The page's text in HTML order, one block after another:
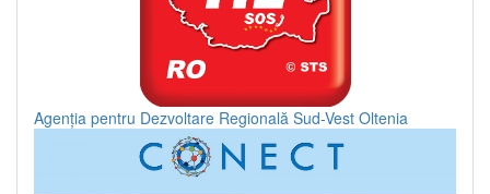
Agenția pentru Dezvoltare Regională Sud-Vest Oltenia